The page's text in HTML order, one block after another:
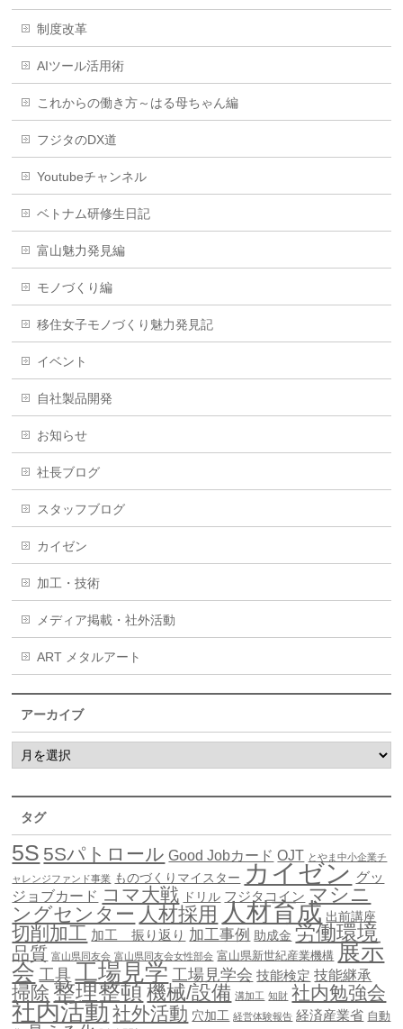
制度改革
AIツール活用術
これからの働き方～はる母ちゃん編
フジタのDX道
Youtubeチャンネル
ベトナム研修生日記
富山魅力発見編
モノづくり編
移住女子モノづくり魅力発見記
イベント
自社製品開発
お知らせ
社長ブログ
スタッフブログ
カイゼン
加工・技術
メディア掲載・社外活動
ART メタルアート
アーカイブ
タグ
5S 5Sパトロール Good Jobカード OJT とやま中小企業チ
ャレンジファンド事業 ものづくりマイスター カイゼン グッ
ジョブカード コマ大戦 ドリル フジタコイン マシニ
ングセンター 人材採用 人材育成 出前講座
切削加工 加工 振り返り 加工事例 助成金 労働環境
品質 富山県同友会 富山県同友会女性部会 富山県新世紀産業機構 展示
会 工具 工場見学 工場見学会 技能検定 技能継承
掃除 整理整頓機械/設備 溝加工 知財 社内勉強会
社内活動社外活動 穴加工 経営体験報告 経済産業省 自動